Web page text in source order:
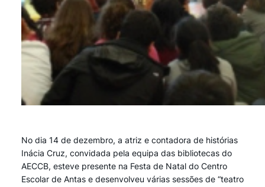
No dia 14 de dezembro, a atriz e contadora de histórias
Inácia Cruz, convidada pela equipa das bibliotecas do
AECCB, esteve presente na Festa de Natal do Centro
Escolar de Antas e desenvolveu várias sessões de “teatro